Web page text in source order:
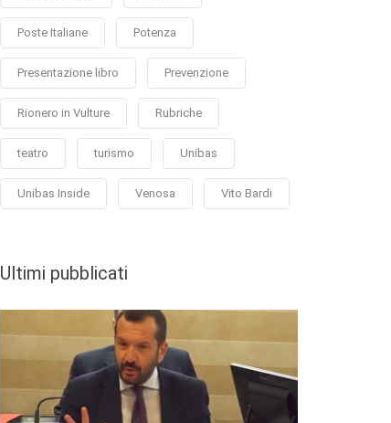
Poste Italiane Potenza
Presentazione libro Prevenzione
Rionero in Vulture Rubriche
teatro turismo Unibas
Unibas Inside Venosa Vito Bardi
Ultimi pubblicati